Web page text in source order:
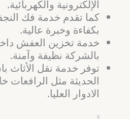
الإلكترونية والكهربائية.
كما تقدم خدمة فك
بكفاءة وخبرة عالية.
خدمة تخزين العفش
بالشركة نظيفة وآمنة.
توفر خدمة نقل الأثاث
الحديثة مثل الرافعات
الادوار العليا.